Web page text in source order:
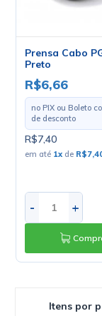
Prensa Cabo
Preto
R$6,66
no PIX ou Boleto
de desconto
R$7,40
em até 1x de
- +
Itens por